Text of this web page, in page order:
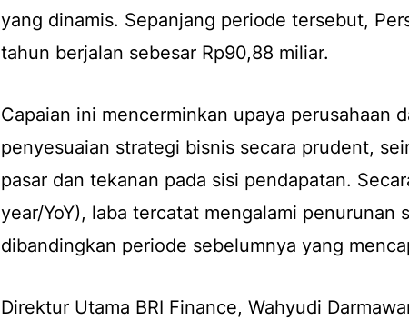
yang dinamis. Sepanjang periode tersebut,
tahun berjalan sebesar Rp90,88 miliar.
Capaian ini mencerminkan upaya perusahaan
penyesuaian strategi bisnis secara prudent,
pasar dan tekanan pada sisi pendapatan.
year/YoY), laba tercatat mengalami penurunan
dibandingkan periode sebelumnya yang
Direktur Utama BRI Finance, Wahyudi